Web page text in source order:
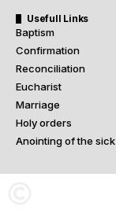
Usefull Links
Baptism
Confirmation
Reconciliation
Eucharist
Marriage
Holy orders
Anointing of the sick